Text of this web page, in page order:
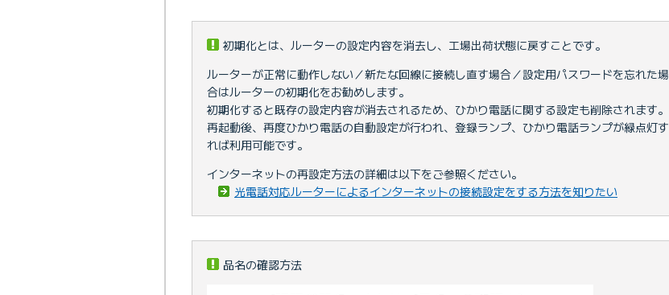
初期化とは、ルーターの設定内容を消去し、工場出荷状態に戻すことです。
ルーターが正常に動作しない／新たな回線に接続し直す場合／設定用パスワードを忘れた場
合はルーターの初期化をお勧めします。
初期化すると既存の設定内容が消去されるため、ひかり電話に関する設定も削除されます。
再起動後、再度ひかり電話の自動設定が行われ、登録ランプ、ひかり電話ランプが緑点灯す
れば利用可能です。
インターネットの再設定方法の詳細は以下をご参照ください。
光電話対応ルーターによるインターネットの接続設定をする方法を知りたい
品名の確認方法